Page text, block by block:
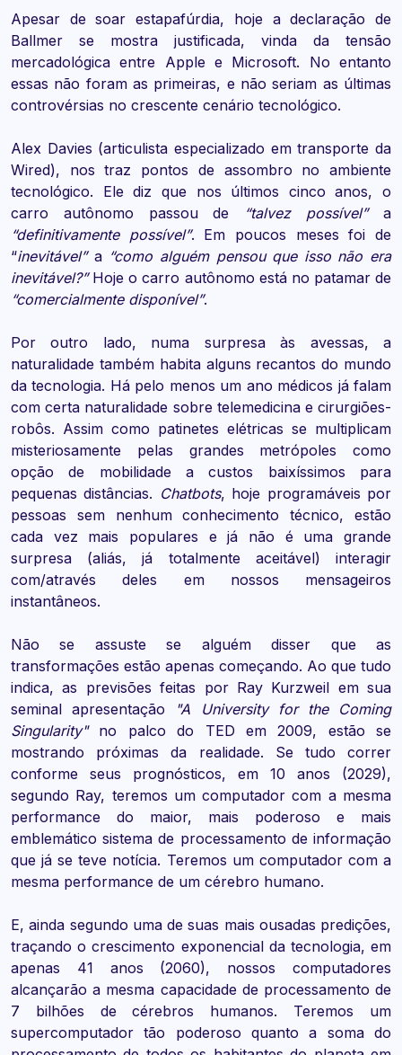
Apesar de soar estapafúrdia, hoje a declaração de
Ballmer se mostra justificada, vinda da tensão
mercadológica entre Apple e Microsoft. No entanto
essas não foram as primeiras, e não seriam as últimas
controvérsias no crescente cenário tecnológico.
Alex Davies (articulista especializado em transporte da
Wired), nos traz pontos de assombro no ambiente
tecnológico. Ele diz que nos últimos cinco anos, o
carro autônomo passou de
“talvez possível”a
“definitivamente possível”. Em poucos meses foi de
“inevitável”a “como alguém pensou que isso não era
inevitável?”Hoje o carro autônomo está no patamar de
“comercialmente disponível”.
Por outro lado, numa surpresa às avessas, a
naturalidade também habita alguns recantos do mundo
da tecnologia. Há pelo menos um ano médicos já falam
com certa naturalidade sobre telemedicina e cirurgiões-
robôs. Assim como patinetes elétricas se multiplicam
misteriosamente pelas grandes metrópoles como
opção de mobilidade a custos baixíssimos para
pequenas distâncias. Chatbots, hoje programáveis por
pessoas sem nenhum conhecimento técnico, estão
cada vez mais populares e já não é uma grande
surpresa (aliás, já totalmente aceitável) interagir
com/através deles em nossos mensageiros
instantâneos.
Não se assuste se alguém disser que as
transformações estão apenas começando. Ao que tudo
indica, as previsões feitas por Ray Kurzweil em sua
seminal apresentação
"A University for the Coming
Singularity"no palco do TED em 2009, estão se
mostrando próximas da realidade. Se tudo correr
conforme seus prognósticos, em 10 anos (2029),
segundo Ray, teremos um computador com a mesma
performance do maior, mais poderoso e mais
emblemático sistema de processamento de informação
que já se teve notícia. Teremos um computador com a
mesma performance de um cérebro humano.
E, ainda segundo uma de suas mais ousadas predições,
traçando o crescimento exponencial da tecnologia, em
apenas 41 anos (2060), nossos computadores
alcançarão a mesma capacidade de processamento de
7 bilhões de cérebros humanos. Teremos um
supercomputador tão poderoso quanto a soma do